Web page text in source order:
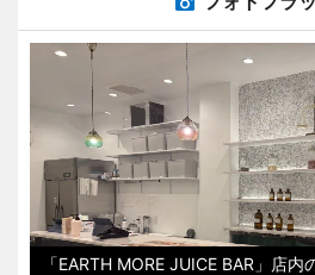
「EARTH MORE JUICE BAR」店内